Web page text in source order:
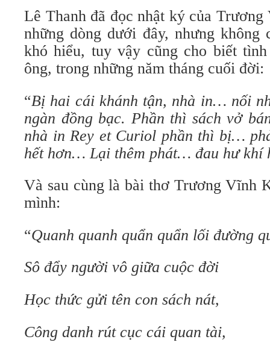
Lê Thanh đã đọc nhật ký của
những dòng dưới đây, nhưng không
khó hiểu, tuy vậy cũng cho biết
ông, trong những năm tháng cuối đời:
“Bị hai cái khánh tận, nhà in… nối
ngàn đồng bạc. Phần thì sách vở
nhà in Rey et Curiol phần thì bị…
hết hơn… Lại thêm phát… đau hư khí
Và sau cùng là bài thơ Trương Vĩnh
mình:
“Quanh quanh quẩn quẩn lối đường
Sô đẩy người vô giữa cuộc đời
Học thức gửi tên con sách nát,
Công danh rút cục cái quan tài,